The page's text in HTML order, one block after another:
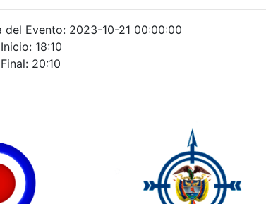
del Evento: 2023-10-21 00:00:00
18:10
20:10